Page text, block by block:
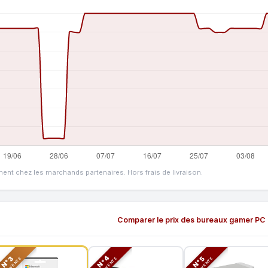
chez les marchands partenaires. Hors frais de livraison.
Comparer le prix des bureaux gamer
N°3 N°4 N°5